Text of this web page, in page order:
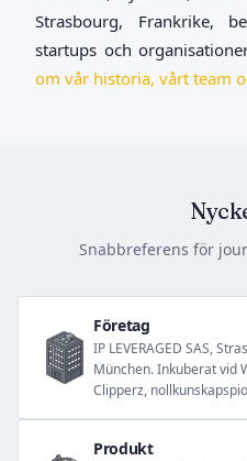
Strasbourg, Frankrike,
startups och
om vår historia, vårt team
Snabbreferens för
Företag
IP LEVERAGED SAS,
München. Inkuberat vid
Clipperz,
Produkt